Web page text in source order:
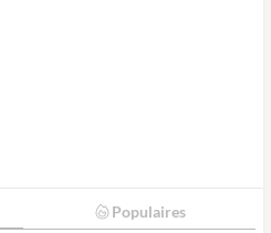
Populaires